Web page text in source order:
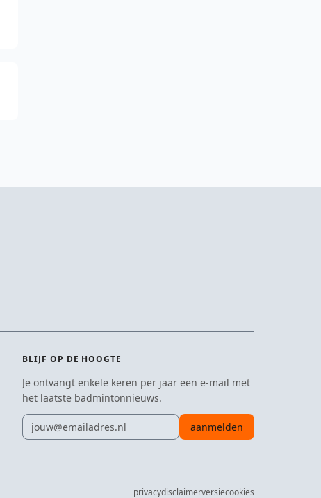
BLIJF OP DE HOOGTE
Je ontvangt enkele keren per jaar een e-mail met
het laatste badmintonnieuws.
E-mailadres
aanmelden
privacydisclaimerversiecookies